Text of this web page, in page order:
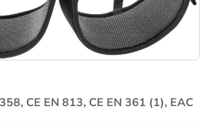
CE EN 813, CE EN 361 (1), EAC